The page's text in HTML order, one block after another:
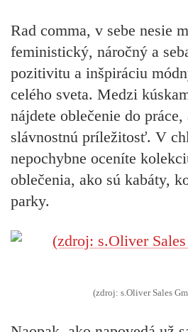
Rad comma, v sebe nesie
feministický, náročný a
pozitivitu a inšpiráciu
celého sveta. Medzi
nájdete oblečenie do práce,
slávnostnú príležitosť. V
nepochybne oceníte
oblečenia, ako sú kabáty,
parky.
(zdroj: s.Oliver Sales